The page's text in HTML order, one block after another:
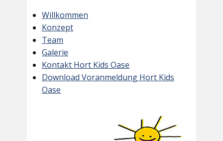
Willkommen
Konzept
Team
Galerie
Kontakt Hort Kids Oase
Download Voranmeldung Hort Kids
Oase